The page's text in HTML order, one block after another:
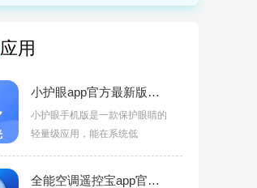
应用
小护眼app官方最新版下载v26.07.02
小护眼手机版是一款保护眼睛的
轻量级应用，能在系统低
全能空调遥控宝app官方版下载v1.0.1